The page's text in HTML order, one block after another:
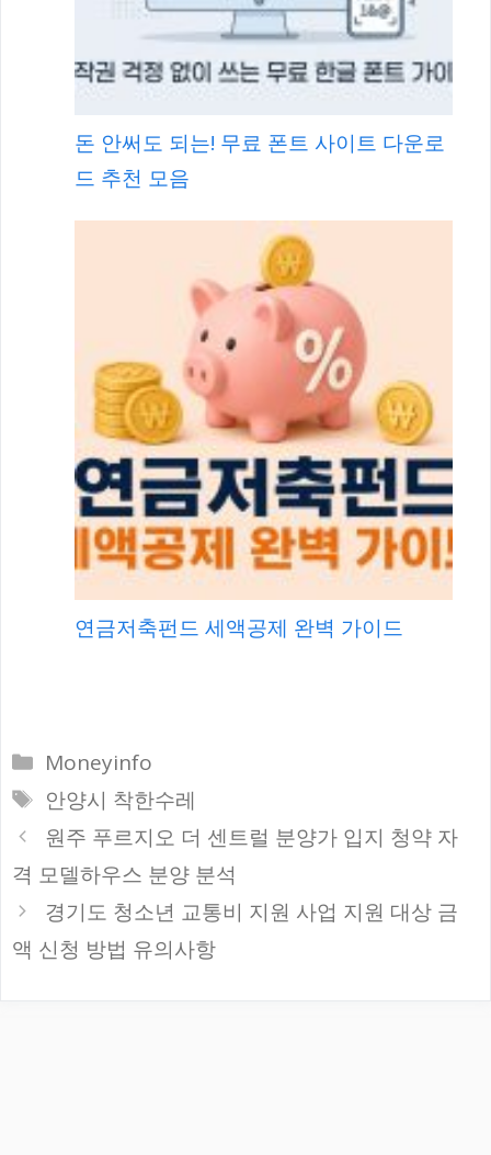
돈 안써도 되는! 무료 폰트 사이트 다운로
드 추천 모음
연금저축펀드 세액공제 완벽 가이드
카
테
고
리
Moneyinfo
태
그
안양시 착한수레
원주 푸르지오 더 센트럴 분양가 입지 청약 자
격 모델하우스 분양 분석
경기도 청소년 교통비 지원 사업 지원 대상 금
액 신청 방법 유의사항